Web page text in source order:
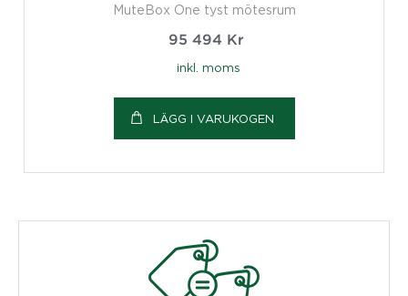
MuteBox One tyst mötesrum
95 494 Kr
inkl. moms
LÄGG I VARUKOGEN